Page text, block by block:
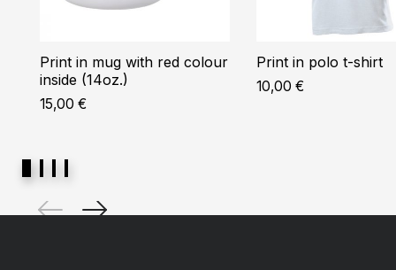
Print in mug with red colour
inside (14oz.)
15,00 €
Print in polo t-shirt
10,00 €